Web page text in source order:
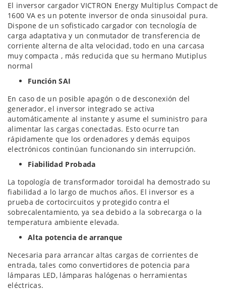
El inversor cargador VICTRON Energy Multiplus Compact de
1600 VA es un potente inversor de onda sinusoidal pura.
Dispone de un sofisticado cargador con tecnología de
carga adaptativa y un conmutador de transferencia de
corriente alterna de alta velocidad, todo en una carcasa
muy compacta , más reducida que su hermano Mutiplus
normal
Función SAI
En caso de un posible apagón o de desconexión del
generador, el inversor integrado se activa
automáticamente al instante y asume el suministro para
alimentar las cargas conectadas. Esto ocurre tan
rápidamente que los ordenadores y demás equipos
electrónicos continúan funcionando sin interrupción.
Fiabilidad Probada
La topología de transformador toroidal ha demostrado su
fiabilidad a lo largo de muchos años. El inversor es a
prueba de cortocircuitos y protegido contra el
sobrecalentamiento, ya sea debido a la sobrecarga o la
temperatura ambiente elevada.
Alta potencia de arranque
Necesaria para arrancar altas cargas de corrientes de
entrada, tales como convertidores de potencia para
lámparas LED, lámparas halógenas o herramientas
eléctricas.